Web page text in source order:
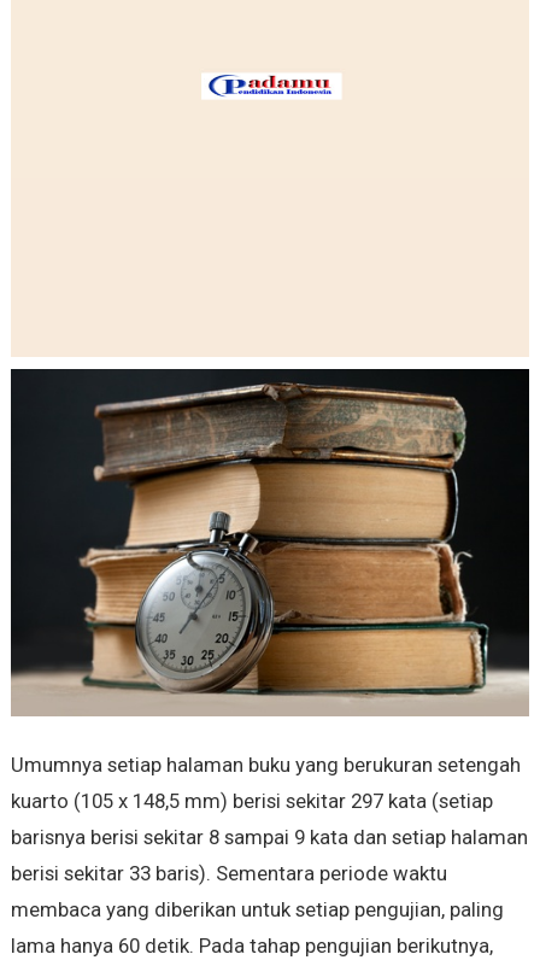
Umumnya setiap halaman buku yang berukuran setengah
kuarto (105 x 148,5 mm) berisi sekitar 297 kata (setiap
barisnya berisi sekitar 8 sampai 9 kata dan setiap halaman
berisi sekitar 33 baris). Sementara periode waktu
membaca yang diberikan untuk setiap pengujian, paling
lama hanya 60 detik. Pada tahap pengujian berikutnya,